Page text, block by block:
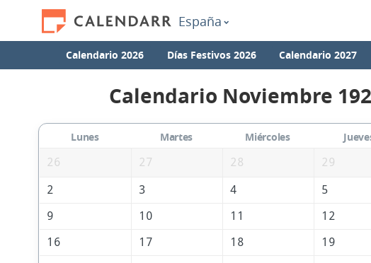
España
Calendario 2026 Días Festivos 2026 Calendario 2027
Calendario Noviembre
Lunes Martes Miércoles
26
27 28 29
2 3 4 5
9
10 11 12
16
17 18 19